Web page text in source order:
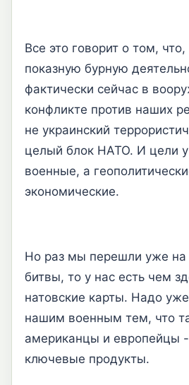
Все это говорит о том,
показную бурную
фактически сейчас в
конфликте против наших
не украинский
целый блок НАТО. И цели у
военные, а
экономические.
Но раз мы перешли уже на
битвы, то у нас есть чем
натовские карты. Надо
нашим военным тем, что
американцы и европейцы
ключевые продукты.